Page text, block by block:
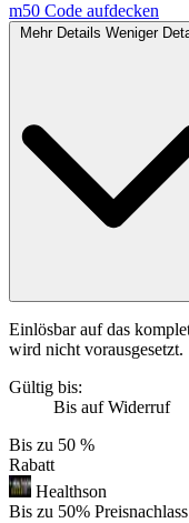
m50 Code aufdecken
Mehr Details Weniger
Einlösbar auf das
wird nicht vorausgesetzt.
Gültig bis:
Bis auf Widerruf
Bis zu 50 %
Rabatt
Healthson
Bis zu 50%